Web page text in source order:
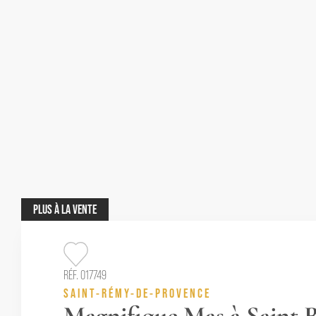
PLUSÀ LA VENTE
RÉF. 017749
SAINT-RÉMY-DE-PROVENCE